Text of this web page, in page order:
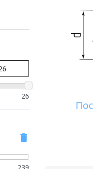
26
delete